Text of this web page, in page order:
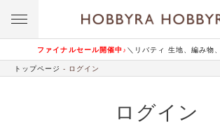
ファイナルセール開催中♪ ＼リバティ 生地、編み物
トップページ ログイン
ログイン